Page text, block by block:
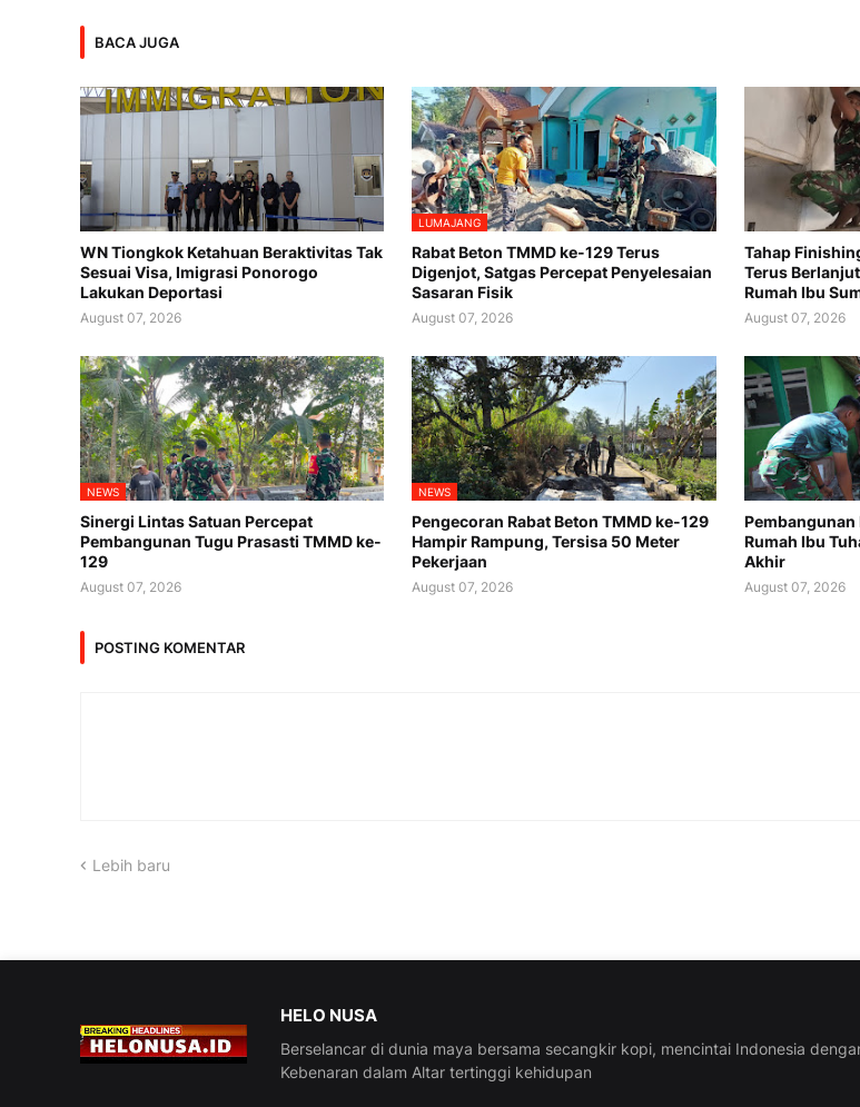
BACA JUGA
WN Tiongkok Ketahuan Beraktivitas Tak
Sesuai Visa, Imigrasi Ponorogo
Lakukan Deportasi
August 07, 2026
LUMAJANG
Rabat Beton TMMD ke-129 Terus
Digenjot, Satgas Percepat Penyelesaian
Sasaran Fisik
August 07, 2026
Tahap
Terus
Rumah Ibu
August 07, 2026
NEWS
Sinergi Lintas Satuan Percepat
Pembangunan Tugu Prasasti TMMD ke-
129
August 07, 2026
NEWS
Pengecoran Rabat Beton TMMD ke-129
Hampir Rampung, Tersisa 50 Meter
Pekerjaan
August 07, 2026
Pembangunan
Rumah Ibu
Akhir
August 07, 2026
POSTING KOMENTAR
Lebih baru
HELO NUSA
Berselancar di dunia maya bersama secangkir kopi, mencintai Indonesia
Kebenaran dalam Altar tertinggi kehidupan